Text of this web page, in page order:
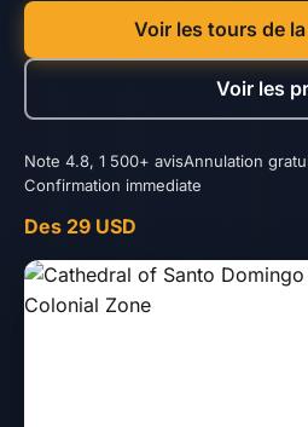
Voir les tours de
Voir les
Note 4.8, 1 500+ avisAnnulation
Confirmation immediate
Des 29 USD